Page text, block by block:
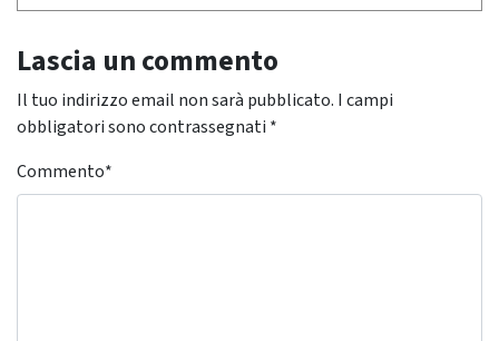
Lascia un commento
Il tuo indirizzo email non sarà pubblicato. I campi
obbligatori sono contrassegnati *
Commento*